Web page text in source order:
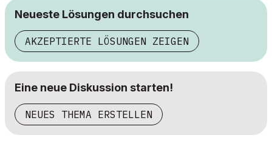
Neueste Lösungen durchsuchen
AKZEPTIERTE LÖSUNGEN ZEIGEN
Eine neue Diskussion starten!
NEUES THEMA ERSTELLEN